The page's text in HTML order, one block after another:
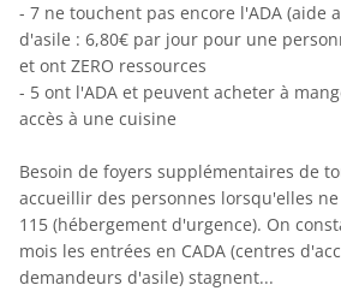
- 7 ne touchent pas encore l'ADA (aide
d'asile : 6,80€ par jour pour une
et ont ZERO ressources
- 5 ont l'ADA et peuvent acheter à
accès à une cuisine
Besoin de foyers supplémentaires de
accueillir des personnes lorsqu'elles
115 (hébergement d'urgence). On
mois les entrées en CADA (centres
demandeurs d'asile) stagnent...